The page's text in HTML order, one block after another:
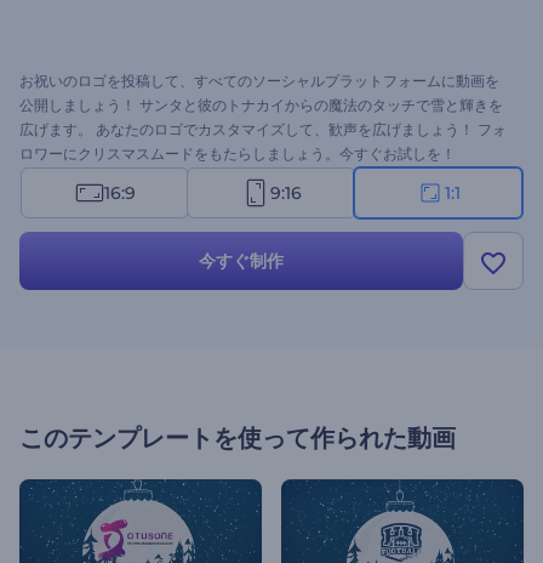
お祝いのロゴを投稿して、すべてのソーシャルプラットフォームに動画を
公開しましょう！ サンタと彼のトナカイからの魔法のタッチで雪と輝きを
広げます。 あなたのロゴでカスタマイズして、歓声を広げましょう！ フォ
ロワーにクリスマスムードをもたらしましょう。今すぐお試しを！
16:9 9:16 1:1
今すぐ制作
このテンプレートを使って作られた動画